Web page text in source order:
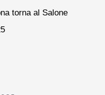
torna al Salone